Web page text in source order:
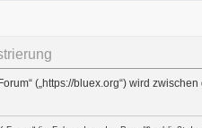
(„https://bluex.org“) wird